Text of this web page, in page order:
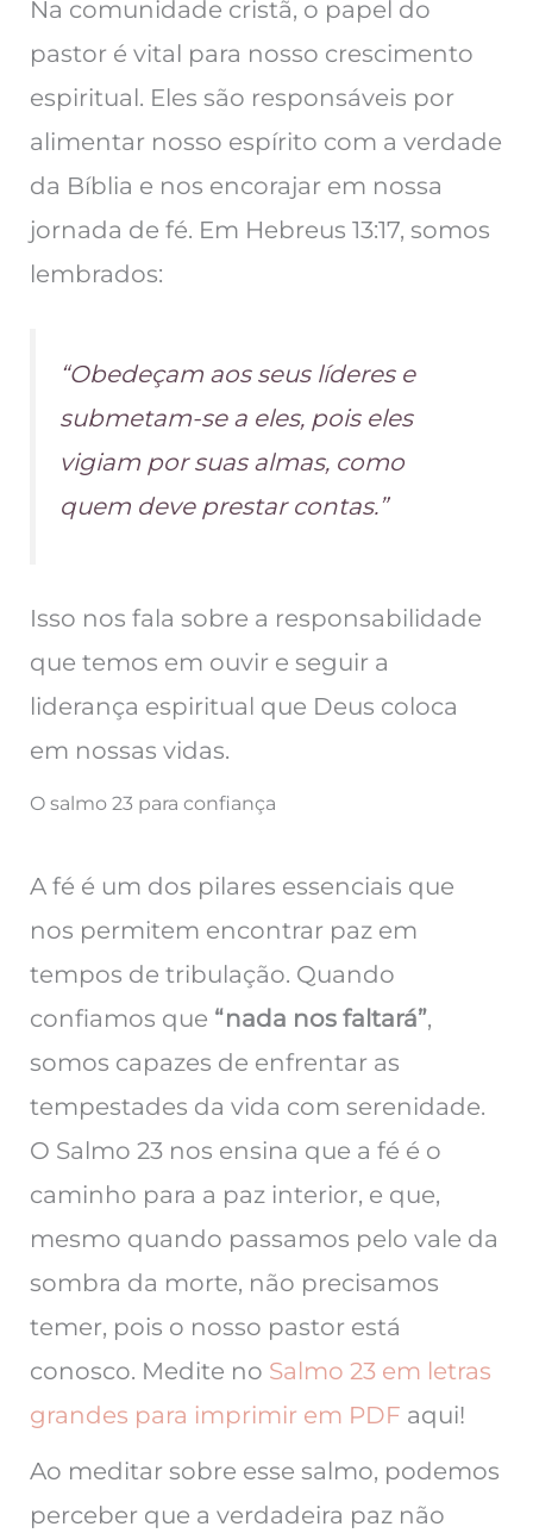
Na comunidade cristã, o papel do
pastor é vital para nosso crescimento
espiritual. Eles são responsáveis por
alimentar nosso espírito com a verdade
da Bíblia e nos encorajar em nossa
jornada de fé. Em Hebreus 13:17, somos
lembrados:
“Obedeçam aos seus líderes e
submetam-se a eles, pois eles
vigiam por suas almas, como
quem deve prestar contas.”
Isso nos fala sobre a responsabilidade
que temos em ouvir e seguir a
liderança espiritual que Deus coloca
em nossas vidas.
O salmo 23 para confiança
A fé é um dos pilares essenciais que
nos permitem encontrar paz em
tempos de tribulação. Quando
confiamos que “nada nos faltará”,
somos capazes de enfrentar as
tempestades da vida com serenidade.
O Salmo 23 nos ensina que a fé é o
caminho para a paz interior, e que,
mesmo quando passamos pelo vale da
sombra da morte, não precisamos
temer, pois o nosso pastor está
conosco. Medite no Salmo 23 em letras
grandes para imprimir em PDF aqui!
Ao meditar sobre esse salmo, podemos
perceber que a verdadeira paz não